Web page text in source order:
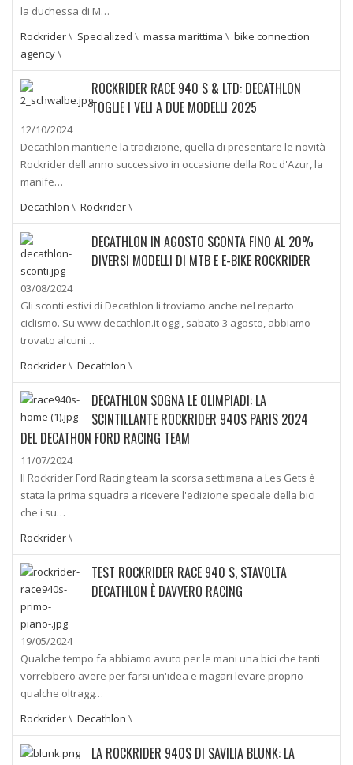
la duchessa di M…
Rockrider\ Specialized \ massa marittima \ bike connection
agency\
ROCKRIDER RACE 940 S & LTD: DECATHLON
TOGLIE I VELI A DUE MODELLI 2025
12/10/2024
Decathlon mantiene la tradizione, quella di presentare le novità
Rockrider dell'anno successivo in occasione della Roc d'Azur, la
manife…
Decathlon \ Rockrider\
DECATHLON IN AGOSTO SCONTA FINO AL 20%
DIVERSI MODELLI DI MTB E E-BIKE ROCKRIDER
03/08/2024
Gli sconti estivi di Decathlon li troviamo anche nel reparto
ciclismo. Su www.decathlon.it oggi, sabato 3 agosto, abbiamo
trovato alcuni…
Rockrider\ Decathlon \
DECATHLON SOGNA LE OLIMPIADI: LA
SCINTILLANTE ROCKRIDER 940S PARIS 2024
DEL DECATHON FORD RACING TEAM
11/07/2024
Il Rockrider Ford Racing team la scorsa settimana a Les Gets è
stata la prima squadra a ricevere l'edizione speciale della bici
che i su…
Rockrider\
TEST ROCKRIDER RACE 940 S, STAVOLTA
DECATHLON È DAVVERO RACING
19/05/2024
Qualche tempo fa abbiamo avuto per le mani una bici che tanti
vorrebbero avere per farsi un'idea e magari levare proprio
qualche oltragg…
Rockrider\ Decathlon \
LA ROCKRIDER 940S DI SAVILIA BLUNK: LA